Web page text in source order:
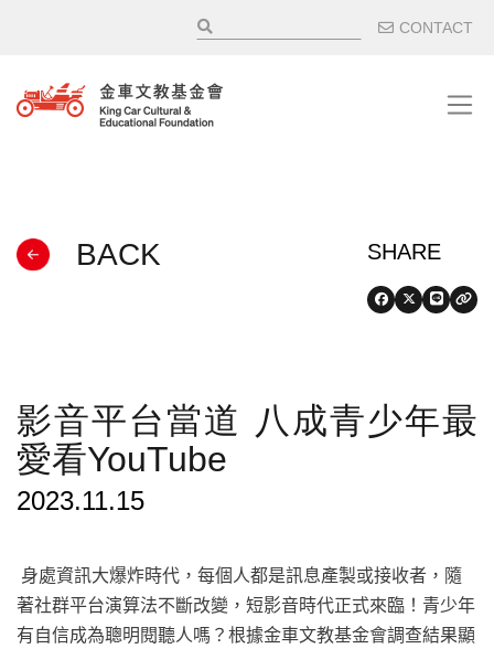
輔助選
CONTACT
BACK
影音平台當道 八成青少年最
愛看YouTube
2023.11.15
身處資訊大爆炸時代，每個人都是訊息產製或接收者，隨
著社群平台演算法不斷改變，短影音時代正式來臨！青少年
有自信成為聰明閱聽人嗎？根據金車文教基金會調查結果顯